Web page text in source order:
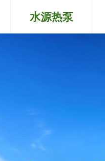
水源热泵